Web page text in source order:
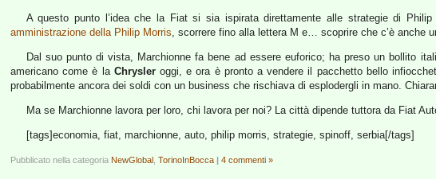
A questo punto l’idea che la Fiat si sia ispirata direttamente alle strategie di
amministrazione della Philip Morris, scorrere fino alla lettera M e… scoprire che c’è anche
Dal suo punto di vista, Marchionne fa bene ad essere euforico; ha preso un bollito
americano come è la Chrysleroggi, e ora è pronto a vendere il pacchetto bello
probabilmente ancora dei soldi con un business che rischiava di esplodergli in mano.
Ma se Marchionne lavora per loro, chi lavora per noi? La città dipende tuttora da Fiat
[tags]economia, fiat, marchionne, auto, philip morris, strategie, spinoff, serbia[/tags]
Pubblicato nella categoria NewGlobal TorinoInBocca | 4 commenti »